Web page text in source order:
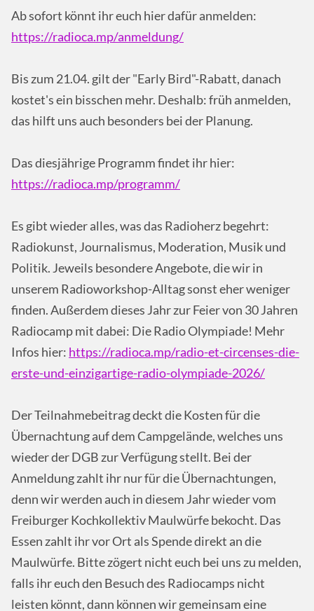
Ab sofort könnt ihr euch hier dafür anmelden:
https://radioca.mp/anmeldung/
Bis zum 21.04. gilt der "Early Bird"-Rabatt, danach
kostet's ein bisschen mehr. Deshalb: früh anmelden,
das hilft uns auch besonders bei der Planung.
Das diesjährige Programm findet ihr hier:
https://radioca.mp/programm/
Es gibt wieder alles, was das Radioherz begehrt:
Radiokunst, Journalismus, Moderation, Musik und
Politik. Jeweils besondere Angebote, die wir in
unserem Radioworkshop-Alltag sonst eher weniger
finden. Außerdem dieses Jahr zur Feier von 30 Jahren
Radiocamp mit dabei: Die Radio Olympiade! Mehr
Infos hier: https://radioca.mp/radio-et-circenses-die-
erste-und-einzigartige-radio-olympiade-2026/
Der Teilnahmebeitrag deckt die Kosten für die
Übernachtung auf dem Campgelände, welches uns
wieder der DGB zur Verfügung stellt. Bei der
Anmeldung zahlt ihr nur für die Übernachtungen,
denn wir werden auch in diesem Jahr wieder vom
Freiburger Kochkollektiv Maulwürfe bekocht. Das
Essen zahlt ihr vor Ort als Spende direkt an die
Maulwürfe. Bitte zögert nicht euch bei uns zu melden,
falls ihr euch den Besuch des Radiocamps nicht
leisten könnt, dann können wir gemeinsam eine